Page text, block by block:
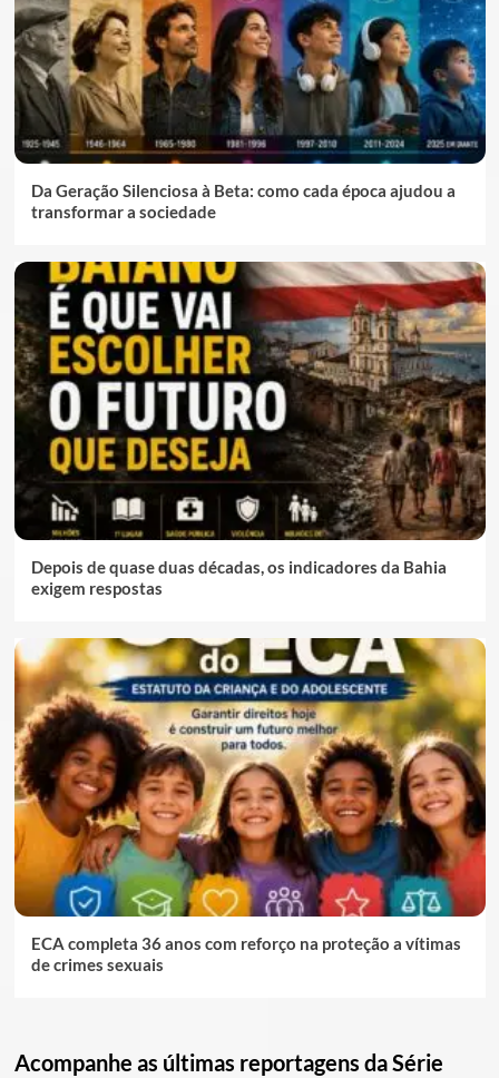
Da Geração Silenciosa à Beta: como cada época ajudou a
transformar a sociedade
Depois de quase duas décadas, os indicadores da Bahia
exigem respostas
ECA completa 36 anos com reforço na proteção a vítimas
de crimes sexuais
Acompanhe as últimas reportagens da Série